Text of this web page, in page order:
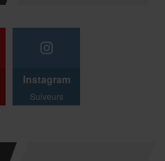
Instagram
Suiveurs